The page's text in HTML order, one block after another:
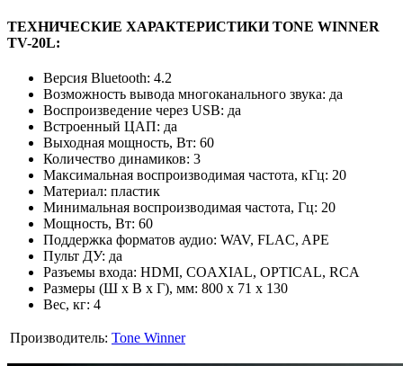
ТЕХНИЧЕСКИЕ ХАРАКТЕРИСТИКИ TONE WINNER
TV-20L:
Версия Bluetooth: 4.2
Возможность вывода многоканального звука: да
Воспроизведение через USB: да
Встроенный ЦАП: да
Выходная мощность, Вт: 60
Количество динамиков: 3
Максимальная воспроизводимая частота, кГц: 20
Материал: пластик
Минимальная воспроизводимая частота, Гц: 20
Мощность, Вт: 60
Поддержка форматов аудио: WAV, FLAC, APE
Пульт ДУ: да
Разъемы входа: HDMI, COAXIAL, OPTICAL, RCA
Размеры (Ш х В х Г), мм: 800 x 71 x 130
Вес, кг: 4
Производитель: Tone Winner